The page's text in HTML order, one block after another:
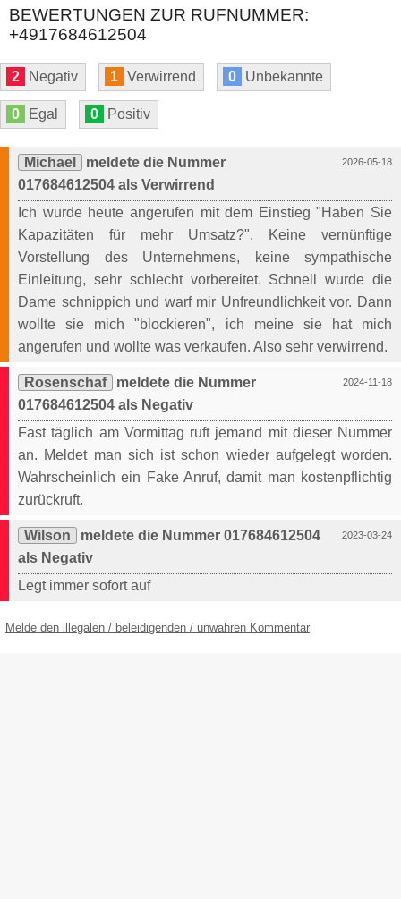
BEWERTUNGEN ZUR RUFNUMMER:
+4917684612504
2 Negativ 1 Verwirrend 0 Unbekannte
0 Egal 0 Positiv
2026-05-18
Michael
meldete die Nummer
017684612504 als Verwirrend
Ich wurde heute angerufen mit dem Einstieg "Haben Sie
Kapazitäten für mehr Umsatz?". Keine vernünftige
Vorstellung des Unternehmens, keine sympathische
Einleitung, sehr schlecht vorbereitet. Schnell wurde die
Dame schnippich und warf mir Unfreundlichkeit vor. Dann
wollte sie mich "blockieren", ich meine sie hat mich
angerufen und wollte was verkaufen. Also sehr verwirrend.
2024-11-18
Rosenschaf
meldete die Nummer
017684612504 als Negativ
Fast täglich am Vormittag ruft jemand mit dieser Nummer
an. Meldet man sich ist schon wieder aufgelegt worden.
Wahrscheinlich ein Fake Anruf, damit man kostenpflichtig
zurückruft.
2023-03-24
Wilson
meldete die Nummer 017684612504
als Negativ
Legt immer sofort auf
Melde den illegalen / beleidigenden / unwahren Kommentar